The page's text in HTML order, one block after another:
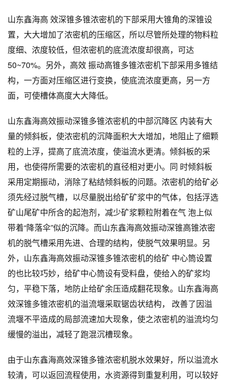
山东鑫海高 效深锥多锥浓密机的下部采用大锥角的深锥设
置，大大增加了浓密机的压缩区，所以尽管所处理的物料粒
度细、浓度较低，但浓密机的底流浓度却很高，可达
50~70%。另外，高效 振动高锥多锥浓密机下部采用多锥结
构，一方面对压缩区进行变换，使底流浓度更高，另一方
面，可使槽体高度大大降低。
山东鑫海高效振动深锥多锥浓密机的中部沉降区 内装有大
量的倾斜板，使浓密机的沉降面积大大增加，地阻止了细颗
粒的上浮，提高了底流浓度，使溢流水更清。倾斜板的采
用，也使得所需要的浓密机的直径相对更小。同 时倾斜板
采用定期振动，消除了粘结倾斜板的问题。浓密机的给矿必
须先经过脱气槽，以尽量脱出给矿矿浆中的气体，包括浮选
矿山尾矿中所含的起泡剂，减少矿浆颗粒附着在气 泡上似
带着“降落伞”似的沉降。而山东鑫海高效振动深锥高锥浓密
机的脱气槽采用先进、合理的结构，使脱气效果明显。另
外，山东鑫海高效振动深锥多锥浓密机的给矿 中心筒设置
的也比较巧妙，给矿中心筒设有受料盘，使给入的矿浆均
匀，平稳下落，地防止给矿余压造成翻花现象。山东鑫海高
效深锥多锥浓密机的溢流堰采取锯齿状结构， 改善了因溢
流堰不平造成的局部流速加大现象，使之浓密机的溢流均匀
缓慢的溢出，减轻了跑混沉槽现象。
由于山东鑫海高效深锥多锥浓密机脱水效果好，所以溢流水
较清，可以返回流程使用，水资源得到重复利用，可以较好